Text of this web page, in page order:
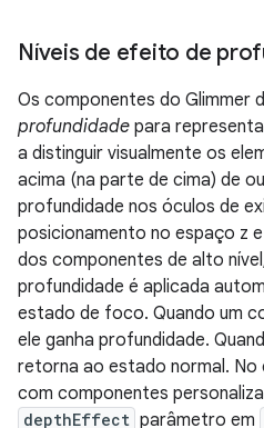
Níveis de efeito de
Os componentes do Glimmer
profundidade para
a distinguir visualmente os
acima (na parte de cima) de
profundidade nos óculos de
posicionamento no espaço z
dos componentes de alto
profundidade é aplicada
estado de foco. Quando um
ele ganha profundidade.
retorna ao estado normal.
com componentes
depthEffect parâmetro em